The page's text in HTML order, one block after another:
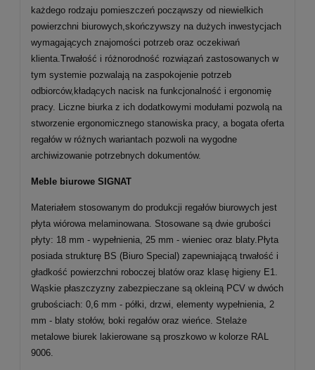
każdego rodzaju pomieszczeń począwszy od niewielkich
powierzchni biurowych,skończywszy na dużych inwestycjach
wymagających znajomości potrzeb oraz oczekiwań
klienta.Trwałość i różnorodność rozwiązań zastosowanych w
tym systemie pozwalają na zaspokojenie potrzeb
odbiorców,kładących nacisk na funkcjonalność i ergonomię
pracy. Liczne biurka z ich dodatkowymi modułami pozwolą na
stworzenie ergonomicznego stanowiska pracy, a bogata oferta
regałów w różnych wariantach pozwoli na wygodne
archiwizowanie potrzebnych dokumentów.
Meble biurowe SIGNAT
Materiałem stosowanym do produkcji regałów biurowych jest
płyta wiórowa melaminowana. Stosowane są dwie grubości
płyty: 18 mm - wypełnienia, 25 mm - wieniec oraz blaty.Płyta
posiada strukturę BS (Biuro Special) zapewniającą trwałość i
gładkość powierzchni roboczej blatów oraz klasę higieny E1.
Wąskie płaszczyzny zabezpieczane są okleiną PCV w dwóch
grubościach: 0,6 mm - półki, drzwi, elementy wypełnienia, 2
mm - blaty stołów, boki regałów oraz wieńce. Stelaże
metalowe biurek lakierowane są proszkowo w kolorze RAL
9006.